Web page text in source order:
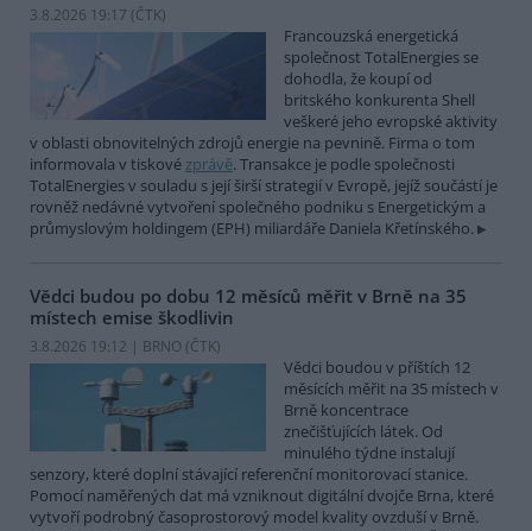
3.8.2026 19:17 (ČTK)
Francouzská energetická
společnost TotalEnergies se
dohodla, že koupí od
britského konkurenta Shell
veškeré jeho evropské aktivity
v oblasti obnovitelných zdrojů energie na pevnině. Firma o tom
informovala v tiskovézprávě. Transakce je podle společnosti
TotalEnergies v souladu s její širší strategií v Evropě, jejíž součástí je
rovněž nedávné vytvoření společného podniku s Energetickým a
průmyslovým holdingem (EPH) miliardáře Daniela Křetínského.
Vědci budou po dobu 12 měsíců měřit v Brně na 35
místech emise škodlivin
3.8.2026 19:12 | BRNO (ČTK)
Vědci boudou v příštích 12
měsících měřit na 35 místech v
Brně koncentrace
znečišťujících látek. Od
minulého týdne instalují
senzory, které doplní stávající referenční monitorovací stanice.
Pomocí naměřených dat má vzniknout digitální dvojče Brna, které
vytvoří podrobný časoprostorový model kvality ovzduší v Brně.